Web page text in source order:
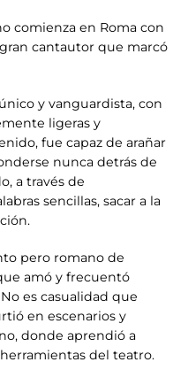
comienza en Roma con
cantautor que marcó
y vanguardista, con
ligeras y
fue capaz de arañar
nunca detrás de
a través de
sencillas, sacar a la
pero romano de
amó y frecuentó
es casualidad que
en escenarios y
donde aprendió a
del teatro.